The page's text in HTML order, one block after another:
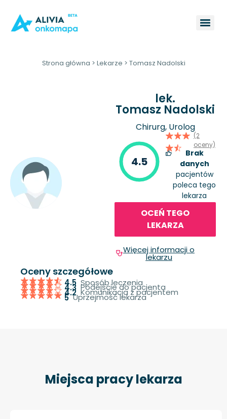
Strona główna > Lekarze > Tomasz Nadolski
lek.
Tomasz Nadolski
Chirurg, Urolog
4.5
(2
oceny)
Brak
danych
pacjentów
poleca tego
lekarza
OCEŃ TEGO
LEKARZA
Więcej informacji o
lekarzu
Oceny szczegółowe
4.5 Sposób leczenia
4.3 Podejście do pacjenta
4.2 Komunikacja z pacjentem
5 Uprzejmość lekarza
Miejsca pracy lekarza